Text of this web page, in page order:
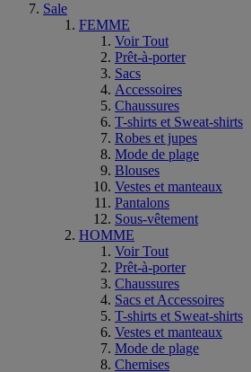
Sale
FEMME
Voir Tout
Prêt-à-porter
Sacs
Accessoires
Chaussures
T-shirts et Sweat-shirts
Robes et jupes
Mode de plage
Blouses
Vestes et manteaux
Pantalons
Sous-vêtement
HOMME
Voir Tout
Prêt-à-porter
Chaussures
Sacs et Accessoires
T-shirts et Sweat-shirts
Vestes et manteaux
Mode de plage
Chemises